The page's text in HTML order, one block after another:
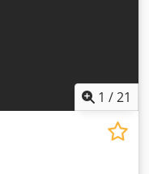
1 /21